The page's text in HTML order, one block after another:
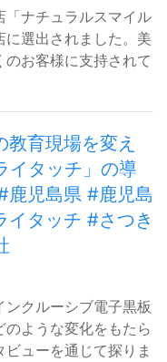
「ナチュラルスマイル
に選出されました。美
お客様に支持されて
教育現場を変え
イタッチ」の導
鹿児島県 #鹿児島
イタッチ #さつき
クルーシブ電子黒板
のような変化をもたら
ューを通じて探りま